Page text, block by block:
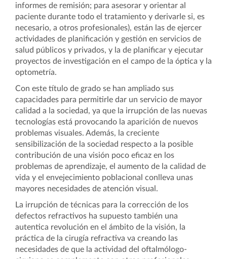
informes de remisión; para asesorar y orientar al
paciente durante todo el tratamiento y derivarle si, es
necesario, a otros profesionales), están las de ejercer
actividades de planificación y gestión en servicios de
salud públicos y privados, y la de planificar y ejecutar
proyectos de investigación en el campo de la óptica y la
optometría.
Con este título de grado se han ampliado sus
capacidades para permitirle dar un servicio de mayor
calidad a la sociedad, ya que la irrupción de las nuevas
tecnologías está provocando la aparición de nuevos
problemas visuales. Además, la creciente
sensibilización de la sociedad respecto a la posible
contribución de una visión poco eficaz en los
problemas de aprendizaje, el aumento de la calidad de
vida y el envejecimiento poblacional conlleva unas
mayores necesidades de atención visual.
La irrupción de técnicas para la corrección de los
defectos refractivos ha supuesto también una
autentica revolución en el ámbito de la visión, la
práctica de la cirugía refractiva va creando las
necesidades de que la actividad del oftalmólogo-